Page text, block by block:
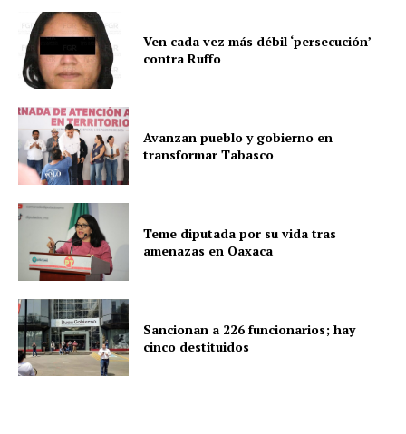
Ven cada vez más débil ‘persecución’
contra Ruffo
Avanzan pueblo y gobierno en
transformar Tabasco
Teme diputada por su vida tras
amenazas en Oaxaca
Sancionan a 226 funcionarios; hay
cinco destituidos